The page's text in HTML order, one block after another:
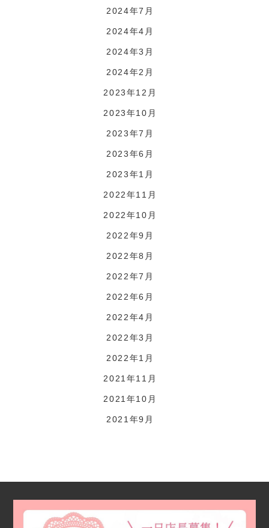
2024年7月
2024年4月
2024年3月
2024年2月
2023年12月
2023年10月
2023年7月
2023年6月
2023年1月
2022年11月
2022年10月
2022年9月
2022年8月
2022年7月
2022年6月
2022年4月
2022年3月
2022年1月
2021年11月
2021年10月
2021年9月